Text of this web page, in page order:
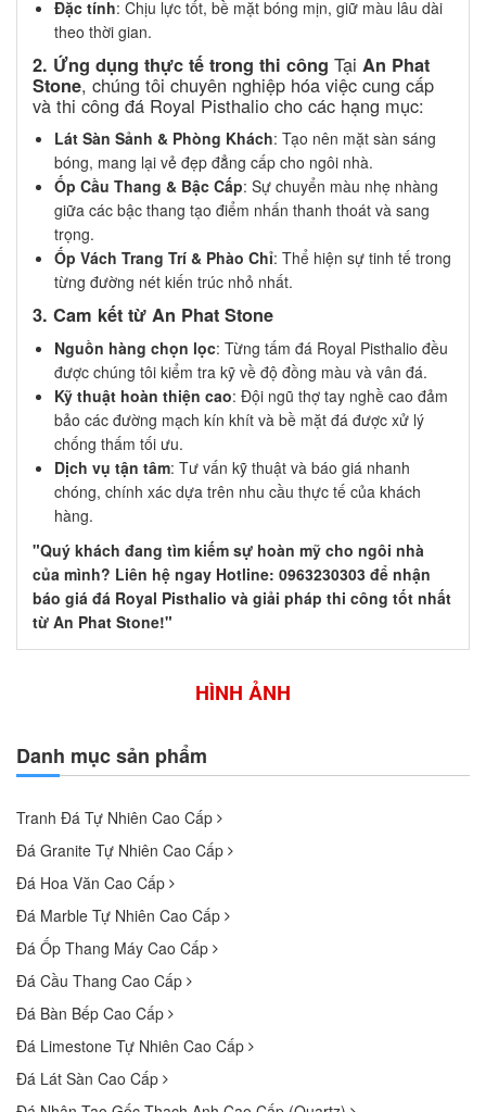
Danh mục sản phẩm
Tranh Đá Tự Nhiên Cao Cấp
Đá Granite Tự Nhiên Cao Cấp
Đá Hoa Văn Cao Cấp
Đá Marble Tự Nhiên Cao Cấp
Đá Ốp Thang Máy Cao Cấp
Đá Cầu Thang Cao Cấp
Đá Bàn Bếp Cao Cấp
Đá Limestone Tự Nhiên Cao Cấp
Đá Lát Sàn Cao Cấp
Đặc tính: Chịu lực tốt, bề mặt bóng mịn, giữ màu lâu dài
theo thời gian.
2. Ứng dụng thực tế trong thi công Tại An Phat
Stone, chúng tôi chuyên nghiệp hóa việc cung cấp
và thi công đá Royal Pisthalio cho các hạng mục:
Lát Sàn Sảnh & Phòng Khách: Tạo nên mặt sàn sáng
bóng, mang lại vẻ đẹp đẳng cấp cho ngôi nhà.
Ốp Cầu Thang & Bậc Cấp: Sự chuyển màu nhẹ nhàng
giữa các bậc thang tạo điểm nhấn thanh thoát và sang
trọng.
Ốp Vách Trang Trí & Phào Chỉ: Thể hiện sự tinh tế trong
từng đường nét kiến trúc nhỏ nhất.
3. Cam kết từ An Phat Stone
Nguồn hàng chọn lọc: Từng tấm đá Royal Pisthalio đều
được chúng tôi kiểm tra kỹ về độ đồng màu và vân đá.
Kỹ thuật hoàn thiện cao: Đội ngũ thợ tay nghề cao đảm
bảo các đường mạch kín khít và bề mặt đá được xử lý
chống thấm tối ưu.
Dịch vụ tận tâm: Tư vấn kỹ thuật và báo giá nhanh
chóng, chính xác dựa trên nhu cầu thực tế của khách
hàng.
"Quý khách đang tìm kiếm sự hoàn mỹ cho ngôi nhà
của mình? Liên hệ ngay Hotline: 0963230303 để nhận
báo giá đá Royal Pisthalio và giải pháp thi công tốt nhất
từ An Phat Stone!"
HÌNH ẢNH